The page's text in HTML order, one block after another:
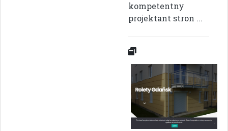
kompetentny
projektant stron ...